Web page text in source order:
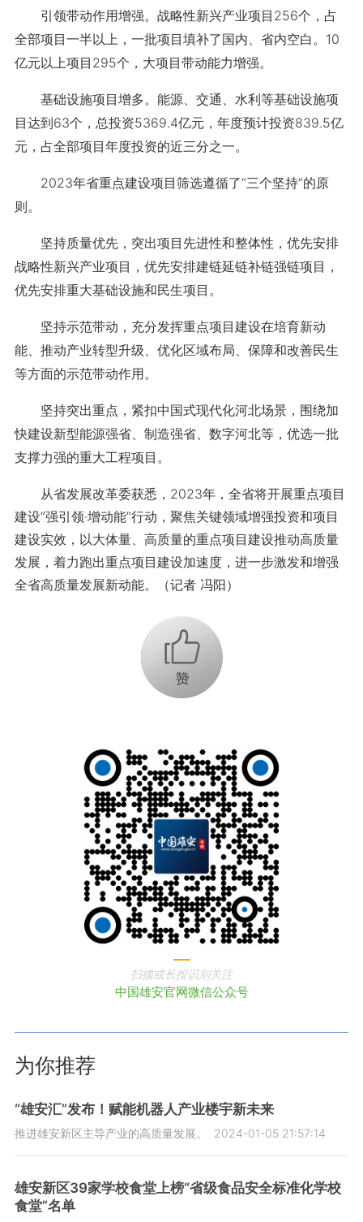
引领带动作用增强。战略性新兴产业项目256个，占
全部项目一半以上，一批项目填补了国内、省内空白。10
亿元以上项目295个，大项目带动能力增强。
基础设施项目增多。能源、交通、水利等基础设施项
目达到63个，总投资5369.4亿元，年度预计投资839.5亿
元，占全部项目年度投资的近三分之一。
2023年省重点建设项目筛选遵循了“三个坚持”的原
则。
坚持质量优先，突出项目先进性和整体性，优先安排
战略性新兴产业项目，优先安排建链延链补链强链项目，
优先安排重大基础设施和民生项目。
坚持示范带动，充分发挥重点项目建设在培育新动
能、推动产业转型升级、优化区域布局、保障和改善民生
等方面的示范带动作用。
坚持突出重点，紧扣中国式现代化河北场景，围绕加
快建设新型能源强省、制造强省、数字河北等，优选一批
支撑力强的重大工程项目。
从省发展改革委获悉，2023年，全省将开展重点项目
建设“强引领·增动能”行动，聚焦关键领域增强投资和项目
建设实效，以大体量、高质量的重点项目建设推动高质量
发展，着力跑出重点项目建设加速度，进一步激发和增强
全省高质量发展新动能。（记者 冯阳）
+1
扫描或长按识别关注
中国雄安官网微信公众号
为你推荐
“雄安汇”发布！赋能机器人产业楼宇新未来
推进雄安新区主导产业的高质量发展。 2024-01-05 21:57:14
雄安新区39家学校食堂上榜“省级食品安全标准化学校
食堂”名单